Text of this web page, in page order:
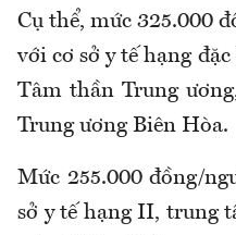
Cụ thể, mức 325.000
với cơ sở y tế hạng
Tâm thần Trung
Trung ương Biên Hòa.
Mức 255.000 đồng/
sở y tế hạng II, trung